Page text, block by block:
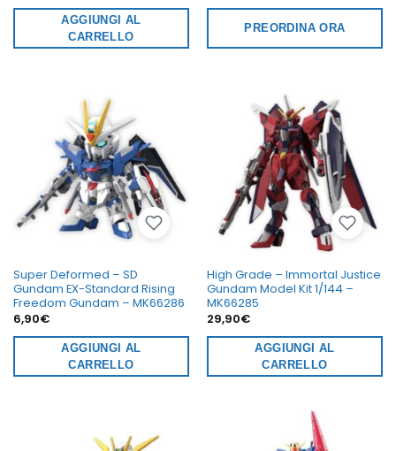
AGGIUNGI AL
CARRELLO
PREORDINA ORA
Super Deformed – SD
Gundam EX-Standard Rising
Freedom Gundam – MK66286
6,90€
AGGIUNGI AL
CARRELLO
High Grade – Immortal Justice
Gundam Model Kit 1/144 –
MK66285
29,90€
AGGIUNGI AL
CARRELLO